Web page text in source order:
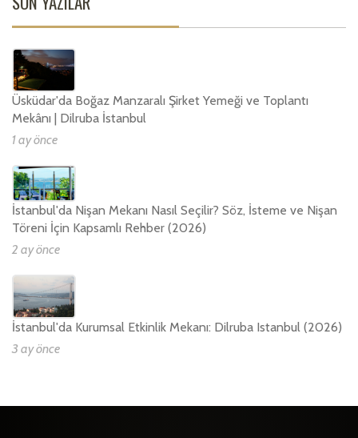
Üsküdar'da Boğaz Manzaralı Şirket Yemeği ve Toplantı
Mekânı | Dilruba İstanbul
1 ay önce
İstanbul'da Nişan Mekanı Nasıl Seçilir? Söz, İsteme ve Nişan
Töreni İçin Kapsamlı Rehber (2026)
2 ay önce
İstanbul'da Kurumsal Etkinlik Mekanı: Dilruba Istanbul (2026)
3 ay önce